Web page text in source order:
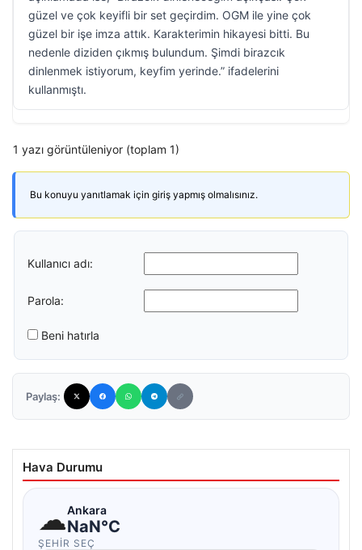
güzel ve çok keyifli bir set geçirdim. OGM ile yine çok
güzel bir işe imza attık. Karakterimin hikayesi bitti. Bu
nedenle diziden çıkmış bulundum. Şimdi birazcık
dinlenmek istiyorum, keyfim yerinde.” ifadelerini
kullanmıştı.
1 yazı görüntüleniyor (toplam 1)
Bu konuyu yanıtlamak için giriş yapmış olmalısınız.
Kullanıcı adı:
Parola:
Beni hatırla
Paylaş:
Hava Durumu
☁Ankara
NaN°C
ŞEHIR SEÇ